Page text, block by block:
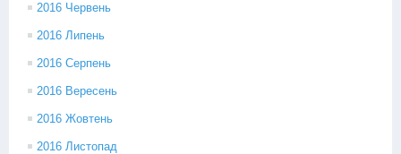
2016 Червень
2016 Липень
2016 Серпень
2016 Вересень
2016 Жовтень
2016 Листопад